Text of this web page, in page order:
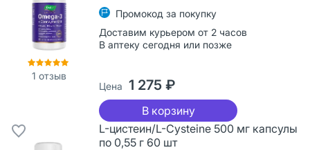
1 отзыв
Промокод за покупку
Доставим курьером от 2 часов
В аптеку сегодня или позже
Цена 1 275 ₽
В корзину
L-цистеин/L-Cysteine 500 мг капсулы
по 0,55 г 60 шт